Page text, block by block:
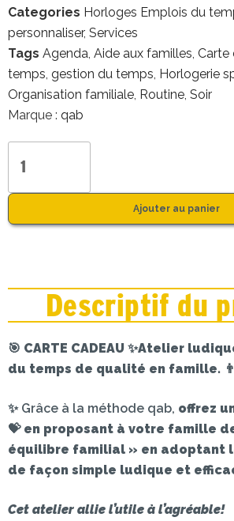
Categories Horloges Emplois du
personnaliser, Services
Tags Agenda Aide aux familles Carte
temps gestion du temps Horlogerie
Organisation familiale Routine Soir
Marque : qab
Ajouter au panier
Descriptif du
🎯 CARTE CADEAU ✨Atelier
du temps de qualité en famille.
✨ Grâce à la méthode qab, offrez
💝 en proposant à votre famille
équilibre familial » en adoptant
de façon simple ludique et
Cet atelier allie l’utile à l’agréable!